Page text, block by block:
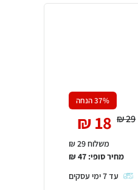
37% הנחה
29
₪
18
₪
משלוח 29 ₪
מחיר סופי: 47
₪
עד7ימי עסקים